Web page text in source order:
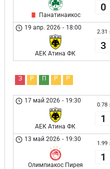
Панатинаикос
0
19 апр. 2026 - 18:00
АЕК Атина ФК
2.31
3
З Р П Р Р
17 май 2026 - 19:30
АЕК Атина ФК
0.78
1
13 май 2026 - 19:30
Олимпиакос Пирея
1.99
1